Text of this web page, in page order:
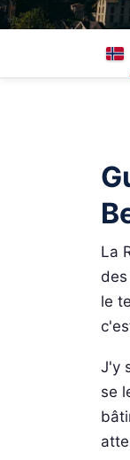
La
le
J'y
se